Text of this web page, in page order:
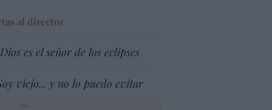
al director
Dios es el señor de los eclipses
viejo... y no lo puedo evitar